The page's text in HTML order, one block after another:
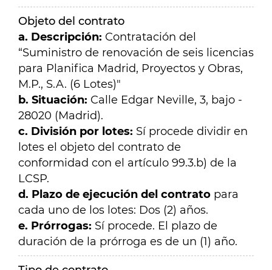
Objeto del contrato
a. Descripción: Contratación del
“Suministro de renovación de seis licencias
para Planifica Madrid, Proyectos y Obras,
M.P., S.A. (6 Lotes)"
b. Situación: Calle Edgar Neville, 3, bajo -
28020 (Madrid).
c. División por lotes: Sí procede dividir en
lotes el objeto del contrato de
conformidad con el artículo 99.3.b) de la
LCSP.
d. Plazo de ejecución del contrato para
cada uno de los lotes: Dos (2) años.
e. Prórrogas: Sí procede. El plazo de
duración de la prórroga es de un (1) año.